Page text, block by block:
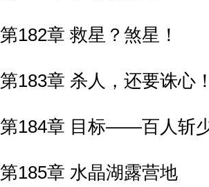
第182章 救星？煞星！
第183章 杀人，还要诛心
第184章 目标——百人斩
第185章 水晶湖露营地